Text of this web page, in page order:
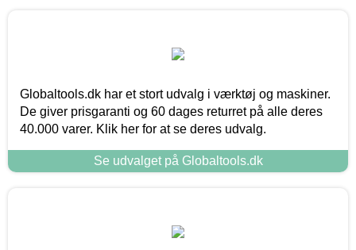
Globaltools.dk har et stort udvalg i værktøj og maskiner.
De giver prisgaranti og 60 dages returret på alle deres
40.000 varer. Klik her for at se deres udvalg.
Se udvalget på Globaltools.dk